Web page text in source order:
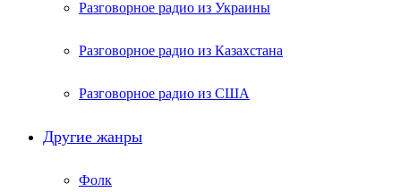
Разговорное радио из Украины
Разговорное радио из Казахстана
Разговорное радио из США
Другие жанры
Фолк